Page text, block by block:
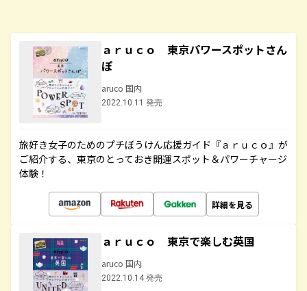
ａｒｕｃｏ 東京パワースポットさん
ぽ
aruco 国内
2022.10.11 発売
旅好き女子のためのプチぼうけん応援ガイド『ａｒｕｃｏ』が
ご紹介する、東京のとっておき開運スポット＆パワーチャージ
体験！
詳細を見る
ａｒｕｃｏ 東京で楽しむ英国
aruco 国内
2022.10.14 発売